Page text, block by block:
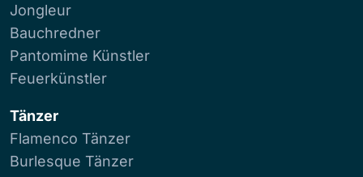
Jongleur
Bauchredner
Pantomime Künstler
Feuerkünstler
Tänzer
Flamenco Tänzer
Burlesque Tänzer